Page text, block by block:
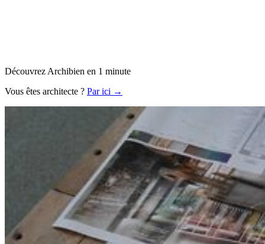
Découvrez Archibien en 1 minute
Vous êtes architecte ? Par ici →